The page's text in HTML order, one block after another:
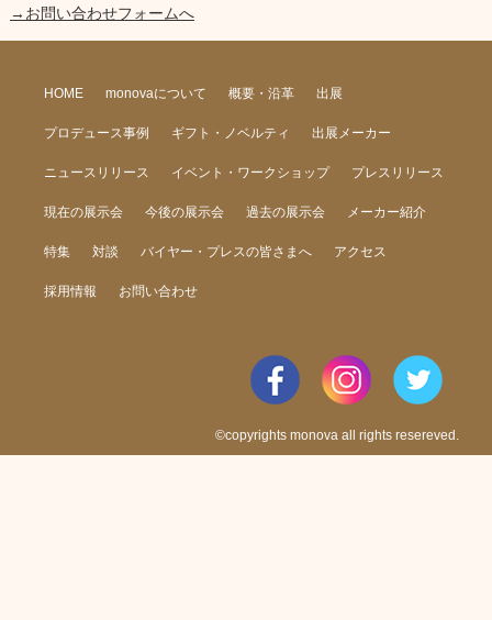
→お問い合わせフォームへ
HOME monovaについて 概要・沿革 出展
プロデュース事例 ギフト・ノベルティ 出展メーカー
ニュースリリース イベント・ワークショップ プレスリリース
現在の展示会 今後の展示会 過去の展示会 メーカー紹介
特集 対談 バイヤー・プレスの皆さまへ アクセス
採用情報 お問い合わせ
©copyrights monova all rights resereved.